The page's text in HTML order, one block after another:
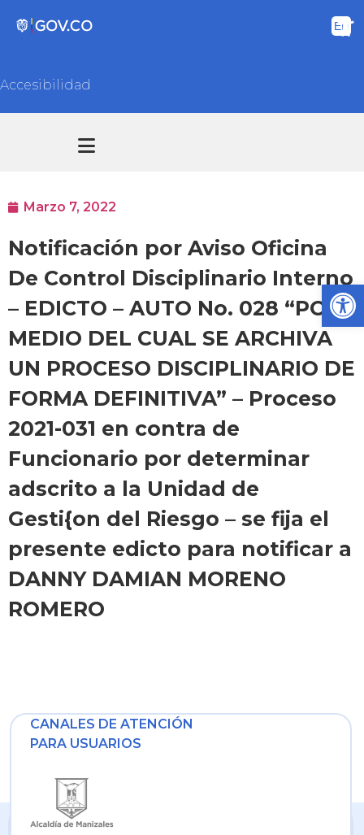
Accesibilidad
Marzo 7, 2022
Notificación por Aviso Oficina
De Control Disciplinario Interno
– EDICTO – AUTO No. 028 “POR
MEDIO DEL CUAL SE ARCHIVA
UN PROCESO DISCIPLINARIO DE
FORMA DEFINITIVA” – Proceso
2021-031 en contra de
Funcionario por determinar
adscrito a la Unidad de
Gesti{on del Riesgo – se fija el
presente edicto para notificar a
DANNY DAMIAN MORENO
ROMERO
CANALES DE ATENCIÓN
PARA USUARIOS